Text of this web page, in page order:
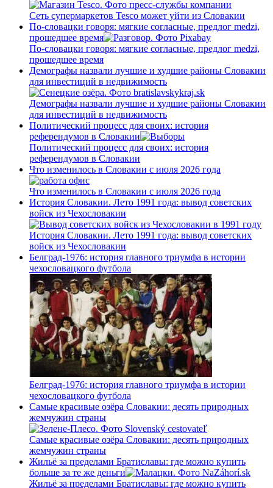
Сеть супермаркетов Tesco может уйти из Словакии
По-словацки говоря: мягкие согласные, предлог medzi,
прошедшее время
По-словацки говоря: мягкие согласные, предлог medzi,
прошедшее время
Демографы назвали лучшие и худшие районы Словакии
для инвестиций в недвижимость
Демографы назвали лучшие и худшие районы Словакии
для инвестиций в недвижимость
Политический процесс для своих: история
референдумов в Словакии
Политический процесс для своих: история
референдумов в Словакии
Что изменилось в Словакии с июля 2026 года
Что изменилось в Словакии с июля 2026 года
История Словакии. Лето 1991 года: вывод советских
войск из Чехословакии
История Словакии. Лето 1991 года: вывод советских
войск из Чехословакии
Белград-1976: история главного триумфа в истории
чехословацкого футбола
Белград-1976: история главного триумфа в истории
чехословацкого футбола
Самые красивые озёра Словакии: десять природных
жемчужин страны
Самые красивые озёра Словакии: десять природных
жемчужин страны
Жильё за пределами Братиславы: где можно купить
больше за те же деньги
Жильё за пределами Братиславы: где можно купить